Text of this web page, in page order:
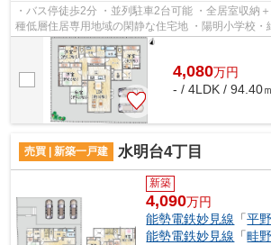
・バス停徒歩2分 ・並列駐車2台可能 ・全居室収納
種低層住居専用地域の閑静な住宅地 ・陽明小学校・
4,080万円
- / 4LDK / 94.40
売買 | 新築一戸建 水明台4丁目
新築
4,090万円
能勢電鉄妙見線 「平野
能勢電鉄妙見線 「畦野